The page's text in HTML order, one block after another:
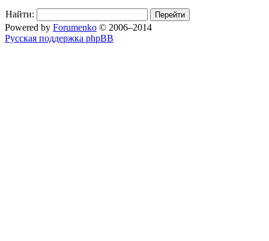
Найти:
Powered by Forumenko © 2006–2014
Русская поддержка phpBB